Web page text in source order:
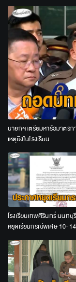
นายกฯ เตรียมหารือมาตร
เหตุยิงในโรงเรียน
โรงเรียนเทพศิรินทร์ นนทบุ
หยุดเรียนกรณีพิเศษ 10-